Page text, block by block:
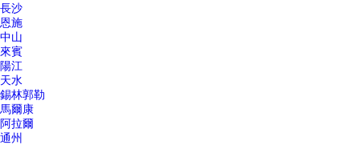
長沙
恩施
中山
來賓
陽江
天水
錫林郭勒
馬爾康
阿拉爾
通州